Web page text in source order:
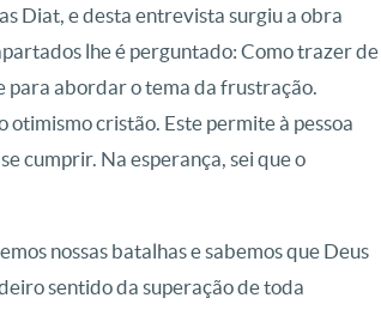
Diat, e desta entrevista surgiu a obra
lhe é perguntado: Como trazer de
para abordar o tema da frustração.
otimismo cristão. Este permite à pessoa
cumprir. Na esperança, sei que o
nossas batalhas e sabemos que Deus
sentido da superação de toda